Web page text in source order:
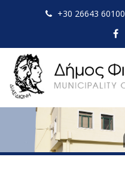
+30 26643 60100